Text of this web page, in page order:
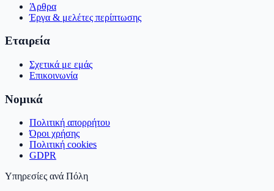
Άρθρα
Έργα & μελέτες περίπτωσης
Εταιρεία
Σχετικά με εμάς
Επικοινωνία
Νομικά
Πολιτική απορρήτου
Όροι χρήσης
Πολιτική cookies
GDPR
Υπηρεσίες ανά Πόλη